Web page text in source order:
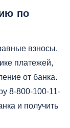
по
взносы.
платежей,
от банка.
8-800-100-11-
и получить